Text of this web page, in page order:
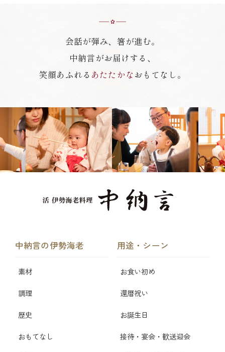
会話が弾み、箸が進む。
中納言がお届けする、
笑顔あふれる あたたかな おもてなし。
中納言の伊勢海老
素材
調理
歴史
おもてなし
用途・シーン
お食い初め
還暦祝い
お誕生日
接待・宴会・歓送迎会